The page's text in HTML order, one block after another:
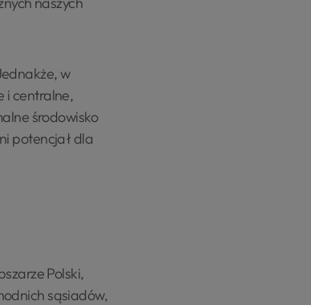
w
i centralne,
środowisko
potencjał dla
Polski,
sąsiadów,